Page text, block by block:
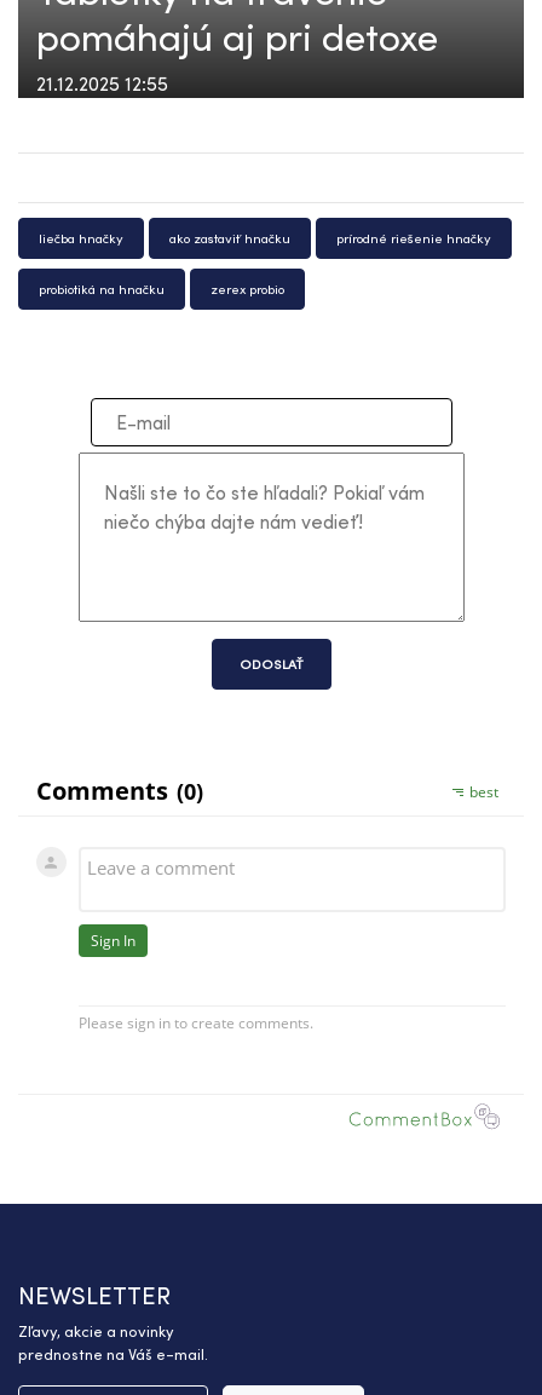
pomáhajú aj pri detoxe
21.12.2025 12:55
liečba hnačky ako zastaviť hnačku prírodné riešenie hnačky
probiotiká na hnačku zerex probio
ODOSLAŤ
NEWSLETTER
Zľavy, akcie a novinky
prednostne na Váš e-mail.